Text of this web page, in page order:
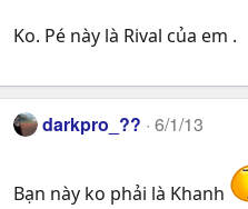
Ko. Pé này là Rival của em .
darkpro_?? 6/1/13
Bạn này ko phải là Khanh